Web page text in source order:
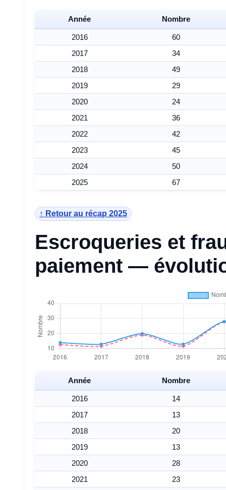
Année Nombre
2016
60
2017
34
2018
49
2019
29
2020
24
2021
36
2022
42
2023
45
2024
50
2025
67
↑ Retour au récap 2025
Escroqueries et
paiement —
Année Nombre
2016
14
2017
13
2018
20
2019
13
2020
28
2021
23